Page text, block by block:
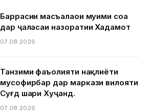
Баррасии масъалаҳои муҳими соҳа
дар ҷаласаи назоратии Хадамот
07.08.2026
Танзими фаъолияти нақлиёти
мусофирбар дар маркази вилояти
Суғд шаҳри Хуҷанд.
07.08.2026